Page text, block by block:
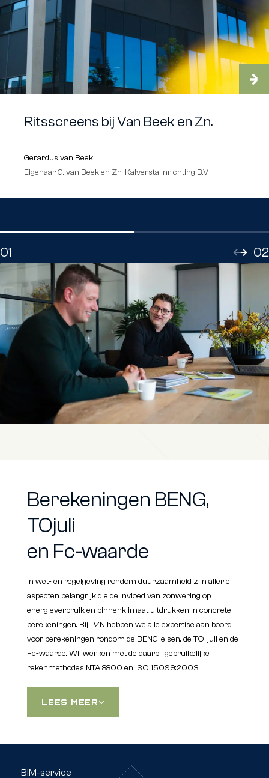
Ritsscreens bij Van Beek en Zn.
Gerardus van Beek
Eigenaar G. van Beek en Zn. Kalverstalinrichting B.V.
01 02
Berekeningen BENG,
TOjuli
en Fc-waarde
In wet- en regelgeving rondom duurzaamheid zijn allerlei
aspecten belangrijk die de invloed van zonwering op
energieverbruik en binnenklimaat uitdrukken in concrete
berekeningen. Bij PZN hebben we alle expertise aan boord
voor berekeningen rondom de BENG-eisen, de TO-juli en de
Fc-waarde. Wij werken met de daarbij gebruikelijke
rekenmethodes NTA 8800 en ISO 15099:2003.
LEES MEER
BIM-service